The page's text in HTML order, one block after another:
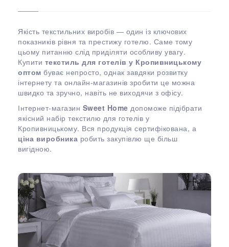
Якість текстильних виробів — один із ключових
показників рівня та престижу готелю. Саме тому
цьому питанню слід приділяти особливу увагу.
Купити текстиль для готелів у Кропивницькому
оптом буває непросто, однак завдяки розвитку
інтернету та онлайн-магазинів зробити це можна
швидко та зручно, навіть не виходячи з офісу.
Інтернет-магазин Sweet Home допоможе підібрати
якісний набір текстилю для готелів у
Кропивницькому. Вся продукція сертифікована, а
ціна виробника робить закупівлю ще більш
вигідною.